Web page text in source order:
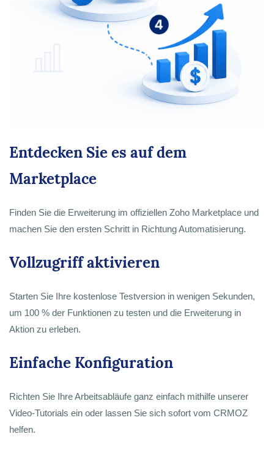
Entdecken Sie es auf dem
Marketplace
Finden Sie die Erweiterung im offiziellen Zoho Marketplace und
machen Sie den ersten Schritt in Richtung Automatisierung.
Vollzugriff aktivieren
Starten Sie Ihre kostenlose Testversion in wenigen Sekunden,
um 100 % der Funktionen zu testen und die Erweiterung in
Aktion zu erleben.
Einfache Konfiguration
Richten Sie Ihre Arbeitsabläufe ganz einfach mithilfe unserer
Video-Tutorials ein oder lassen Sie sich sofort vom CRMOZ
helfen.